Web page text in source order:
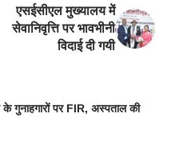
एसईसीएल मुख्यालय में
सेवानिवृत्ति पर भावभीनी
विदाई दी गयी
गुनाहगारों पर FIR, अस्पताल की